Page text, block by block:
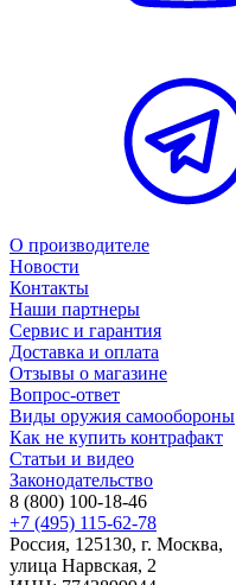
О производителе
Новости
Контакты
Наши партнеры
Сервис и гарантия
Доставка и оплата
Отзывы о магазине
Вопрос-ответ
Виды оружия самообороны
Как не купить контрафакт
Статьи и видео
Законодательство
8 (800) 100-18-46
+7 (495) 115-62-78
Россия, 125130, г. Москва,
улица Нарвская, 2